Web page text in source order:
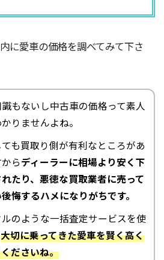
に愛車の価格を調べてみて下さ
もないし中古車の価格って素人
りませんよね。
も買取り側が有利なところがあ
らディーラーに相場より安く下
たり、悪徳な買取業者に売って
悔するハメになりがちです。
のような一括査定サービスを使
大切に乗ってきた愛車を賢く高く
ださいね。